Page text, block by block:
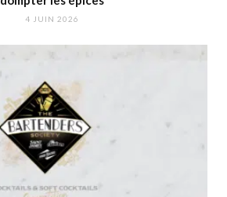
4 JUIN 2026